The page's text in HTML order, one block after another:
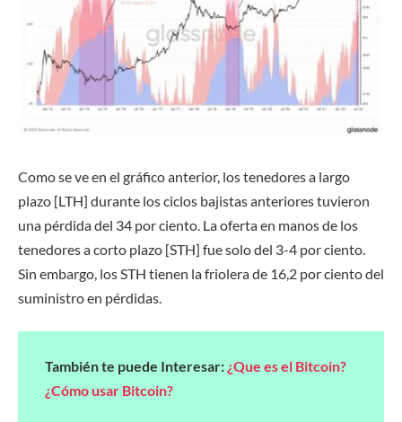
Como se ve en el gráfico anterior, los tenedores a largo
plazo [LTH] durante los ciclos bajistas anteriores tuvieron
una pérdida del 34 por ciento. La oferta en manos de los
tenedores a corto plazo [STH] fue solo del 3-4 por ciento.
Sin embargo, los STH tienen la friolera de 16,2 por ciento del
suministro en pérdidas.
También te puede Interesar: ¿Que es el Bitcoin?
¿Cómo usar Bitcoin?